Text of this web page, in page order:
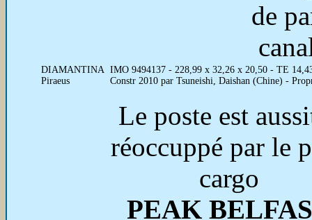
de
DIAMANTINA
Piraeus
IMO 9494137 - 228,99 x 32,26 x 20,50 - TE
Constr 2010 par Tsuneishi, Daishan (Chine) -
Le poste est
réoccuppé par le
cargo
PEAK